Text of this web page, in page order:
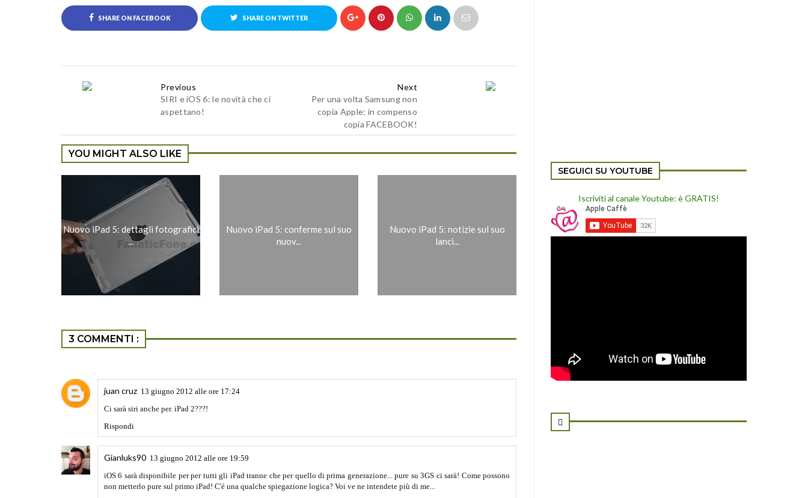
SHARE ON FACEBOOK SHARE ON TWITTER
Next
Per una volta Samsung non
copia Apple: in compenso
copia FACEBOOK!
Previous
SIRI e iOS 6: le novità che ci
aspettano!
YOU MIGHT ALSO LIKE
Nuovo iPad 5: dettagli fotografici
...
Nuovo iPad 5: conferme sul suo
nuov...
Nuovo iPad 5: notizie sul suo
lanci...
3 COMMENTI :
juan cruz 13 giugno 2012 alle ore 17:24
Ci sarà siri anche per. iPad 2???!
Rispondi
Gianluks90 13 giugno 2012 alle ore 19:59
iOS 6 sarà disponibile per per tutti gli iPad tranne che per quello di prima generazione... pure su 3GS ci sarà! Come possono
non metterlo pure sul primo iPad! C'é una qualche spiegazione logica? Voi ve ne intendete più di me...
SEGUICI SU YOUTUBE
Iscriviti al canale Youtube: è GRATIS!
